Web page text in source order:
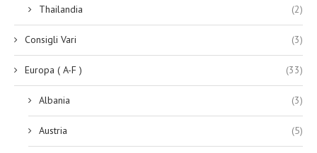
Thailandia (2)
Consigli Vari (3)
Europa ( A-F ) (33)
Albania (3)
Austria (5)